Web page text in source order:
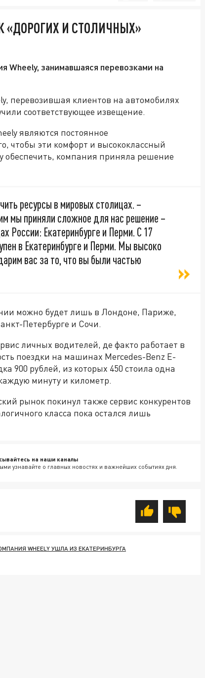
«ДОРОГИХ И СТОЛИЧНЫХ»
Wheely, занимавшаяся перевозками на
перевозившая клиентов на автомобилях
соответствующее извещение.
являются постоянное
чтобы эти комфорт и высококлассный
обеспечить, компания приняла решение
ресурсы в мировых столицах. –
мы приняли сложное для нас решение –
России: Екатеринбурге и Перми. С 17
в Екатеринбурге и Перми. Мы высоко
вас за то, что вы были частью
можно будет лишь в Лондоне, Париже,
Петербурге и Сочи.
личных водителей, де факто работает в
поездки на машинах Mercedes-Benz E-
900 рублей, из которых 450 стоила одна
минуту и километр.
рынок покинул также сервис конкурентов
класса пока остался лишь
на наши каналы
узнавайте о главных новостях и важнейших событиях дня.
WHEELY УШЛА ИЗ ЕКАТЕРИНБУРГА